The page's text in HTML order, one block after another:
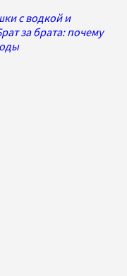
с водкой и
за брата: почему